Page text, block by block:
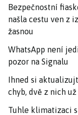
Bezpečnostní
našla cestu ven z
žasnou
WhatsApp není
pozor na Signalu
Ihned si
chyb, dvě z nich
Tuhle klimatizaci